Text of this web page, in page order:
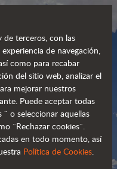
de terceros, con las
de navegación,
como para recabar
del sitio web, analizar el
mejorar nuestros
Puede aceptar todas
o seleccionar aquellas
¨Rechazar cookies¨.
en todo momento, así
Política de Cookies.